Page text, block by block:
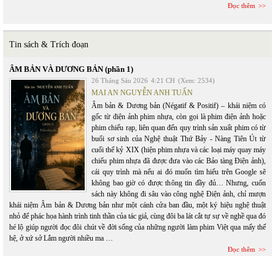
Đọc thêm
Tin sách & Trích đoạn
ÂM BẢN VÀ DƯƠNG BẢN (phần 1)
26 Tháng Sáu 2026 4:21 CH (Xem: 2534)
MAI AN NGUYỄN ANH TUẤN
Âm bản & Dương bản (Négatif & Positif) – khái niệm có
gốc từ điện ảnh phim nhựa, còn gọi là phim điện ảnh hoặc
phim chiếu rạp, liên quan đến quy trình sản xuất phim có từ
buổi sơ sinh của Nghệ thuật Thứ Bảy - Nàng Tiên Út từ
cuối thế kỷ XIX (hiện phim nhựa và các loại máy quay máy
chiếu phim nhựa đã được đưa vào các Bảo tàng Điện ảnh),
cái quy trình mà nếu ai đó muốn tìm hiểu trên Google sẽ
không bao giờ có được thông tin đầy đủ… Nhưng, cuốn
sách này không đi sâu vào công nghệ Điện ảnh, chỉ mượn
khái niệm Âm bản & Dương bản như một cánh cửa ban đầu, một ký hiệu nghệ thuật
nhỏ để phác họa hành trình tinh thần của tác giả, cùng đôi ba lát cắt tự sự về nghề qua đó
hé lộ giúp người đọc đôi chút về đời sống của những người làm phim Việt qua mấy thế
hệ, ở xứ sở Lắm người nhiều ma …
Đọc thêm